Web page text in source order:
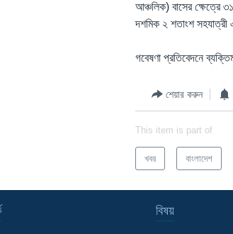
আঞ্চলিক) বাসের ক্ষেত্রে
দশমিক ২ শতাংশ সহযাত্রী
গবেষণা প্রতিবেদনে
শেয়ার করুন
This item is part of
খবর বাংলাদেশ
বিষয়